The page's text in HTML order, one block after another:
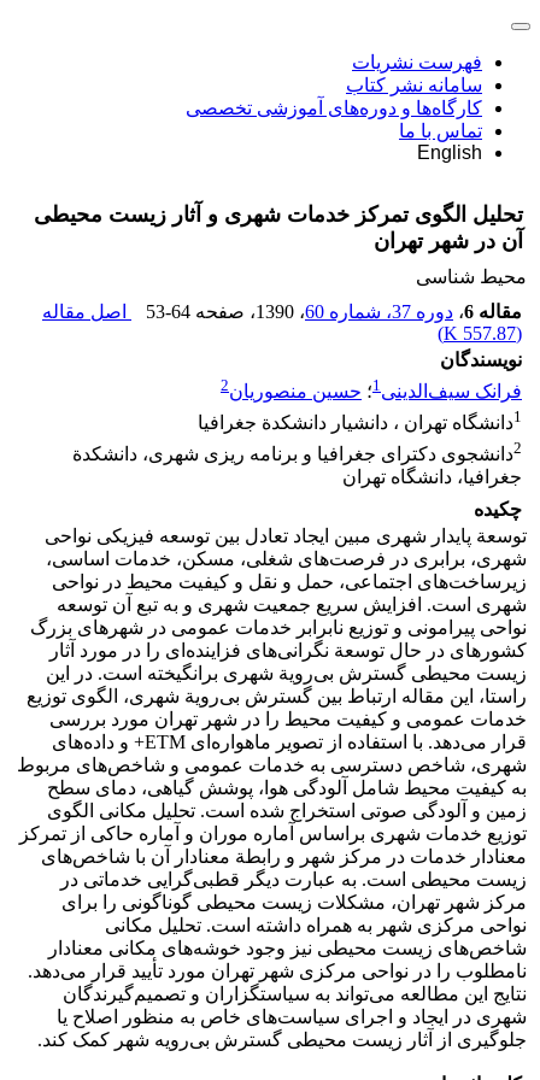
فهرست نشریات
سامانه نشر کتاب
کارگاه‌ها و دوره‌های آموزشی تخصصی
تماس با ما
English
تحلیل الگوی تمرکز خدمات شهری و آثار زیست محیطی
آن در شهر تهران
محیط شناسی
مقاله 6
، دوره 37، شماره 60 ، 1390 ، صفحه 53-64
اصل مقاله
(
557.87 K
)
نویسندگان
فرانک سیف‌الدینی1؛ حسین منصوریان2
1دانشگاه تهران ، دانشیار دانشکدة جغرافیا
2دانشجوی دکترای جغرافیا و برنامه ریزی شهری، دانشکدة
جغرافیا، دانشگاه تهران
چکیده
توسعة پایدار شهری مبین ایجاد تعادل بین توسعه فیزیکی نواحی
شهری، برابری در فرصت‌های شغلی، مسکن، خدمات اساسی،
زیرساخت‌های اجتماعی، حمل و نقل و کیفیت محیط در نواحی
شهری است. افزایش سریع جمعیت شهری و به تبع آن توسعه
نواحی پیرامونی و توزیع نابرابر خدمات عمومی در شهرهای بزرگ
کشورهای در حال توسعة نگرانی‌های فزاینده‌ای را در مورد آثار
زیست محیطی گسترش بی‌رویة شهری برانگیخته است. در این
راستا، این مقاله ارتباط بین گسترش بی‌رویة شهری، الگوی توزیع
خدمات عمومی و کیفیت محیط را در شهر تهران مورد بررسی
قرار می‌دهد. با استفاده از تصویر ماهواره‌ای ETM+ و داده‌های
شهری، شاخص دسترسی به خدمات عمومی و شاخص‌های مربوط
به کیفیت محیط شامل آلودگی هوا، پوشش گیاهی، دمای سطح
زمین و آلودگی صوتی استخراج شده است. تحلیل مکانی الگوی
توزیع خدمات شهری براساس آماره موران و آماره حاکی از تمرکز
معنادار خدمات در مرکز شهر و رابطة معنادار آن با شاخص‌های
زیست محیطی است. به عبارت دیگر قطبی‌گرایی خدماتی در
مرکز شهر تهران، مشکلات زیست محیطی گوناگونی را برای
نواحی مرکزی شهر به همراه داشته است. تحلیل مکانی
شاخص‌های زیست محیطی نیز وجود خوشه‌های مکانی معنادار
نامطلوب را در نواحی مرکزی شهر تهران مورد تأیید قرار می‌دهد.
نتایج این مطالعه می‌تواند به سیاستگزاران و تصمیم‌گیرندگان
شهری در ایجاد و اجرای سیاست‌های خاص به منظور اصلاح یا
جلوگیری از آثار زیست محیطی گسترش بی‌رویه شهر کمک کند.